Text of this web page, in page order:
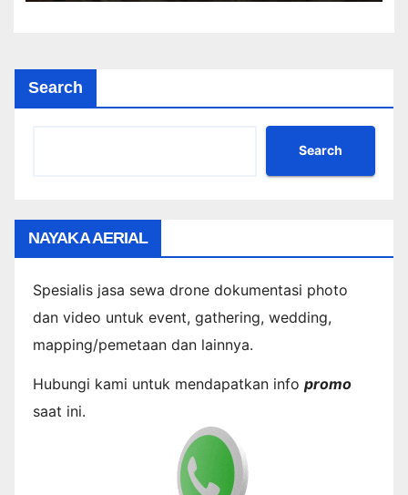
Search
Search
NAYAKA AERIAL
Spesialis jasa sewa drone dokumentasi photo
dan video untuk event, gathering, wedding,
mapping/pemetaan dan lainnya.
Hubungi kami untuk mendapatkan info promo
saat ini.